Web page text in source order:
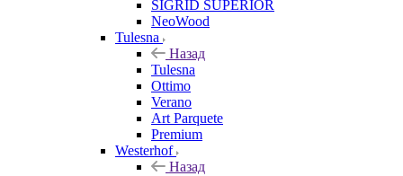
SIGRID SUPERIOR
NeoWood
Tulesna
Назад
Tulesna
Ottimo
Verano
Art Parquete
Premium
Westerhof
Назад